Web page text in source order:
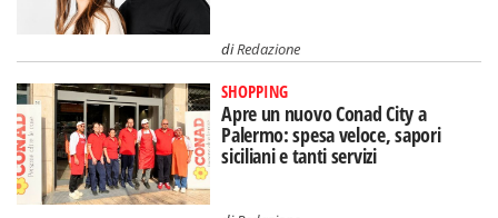
diRedazione
SHOPPING
Apre un nuovo Conad City a
Palermo: spesa veloce, sapori
siciliani e tanti servizi